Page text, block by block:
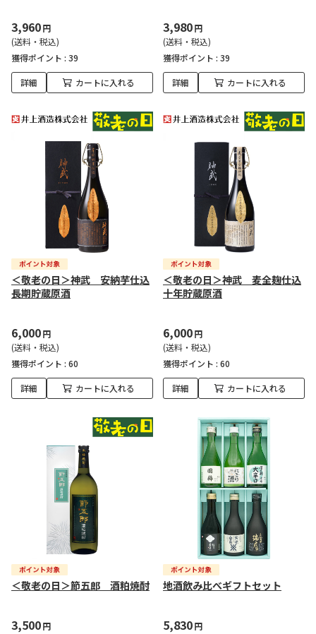
3,960円
(送料・税込)
獲得ポイント : 39
詳細 カートに入れる
3,980円
(送料・税込)
獲得ポイント : 39
詳細 カートに入れる
＜敬老の日＞神武 安納芋仕込
長期貯蔵原酒
6,000円
(送料・税込)
獲得ポイント : 60
詳細 カートに入れる
＜敬老の日＞神武 麦全麹仕込
十年貯蔵原酒
6,000円
(送料・税込)
獲得ポイント : 60
詳細 カートに入れる
＜敬老の日＞節五郎 酒粕焼酎
3,500円
地酒飲み比べギフトセット
5,830円